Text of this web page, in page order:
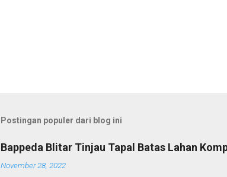
Postingan populer dari blog ini
Bappeda Blitar Tinjau Tapal Batas Lahan
November 28, 2022